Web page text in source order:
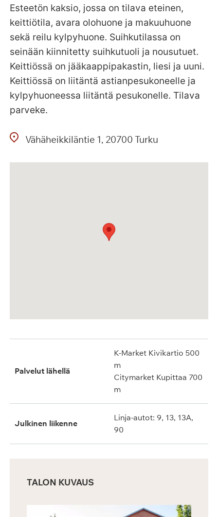
Esteetön kaksio, jossa on tilava eteinen,
keittiötila, avara olohuone ja makuuhuone
sekä reilu kylpyhuone. Suihkutilassa on
seinään kiinnitetty suihkutuoli ja nousutuet.
Keittiössä on jääkaappipakastin, liesi ja uuni.
Keittiössä on liitäntä astianpesukoneelle ja
kylpyhuoneessa liitäntä pesukonelle. Tilava
parveke.
Vähäheikkiläntie 1 20700 Turku
Palvelut lähellä
K-Market Kivikartio 500
m
Citymarket Kupittaa 700
m
Julkinen liikenne
Linja-autot: 9, 13, 13A,
90
TALON KUVAUS